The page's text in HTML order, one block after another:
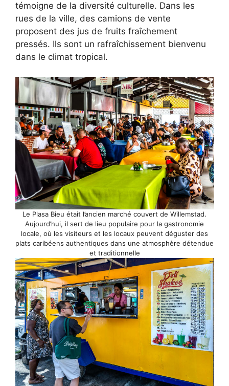
témoigne de la diversité culturelle. Dans les
rues de la ville, des camions de vente
proposent des jus de fruits fraîchement
pressés. Ils sont un rafraîchissement bienvenu
dans le climat tropical.
Le Plasa Bieu était l’ancien marché couvert de Willemstad.
Aujourd’hui, il sert de lieu populaire pour la gastronomie
locale, où les visiteurs et les locaux peuvent déguster des
plats caribéens authentiques dans une atmosphère détendue
et traditionnelle